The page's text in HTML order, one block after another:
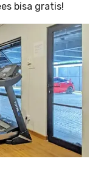
bisa gratis!